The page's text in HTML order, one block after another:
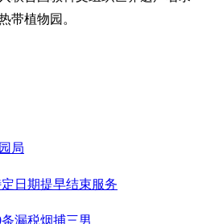
带植物园。
局
日期提早结束服务
漏税烟捕三男